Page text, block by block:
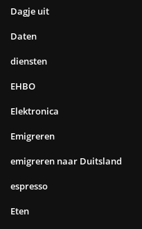
Dagje uit
Daten
diensten
EHBO
Elektronica
Emigreren
emigreren naar Duitsland
espresso
Eten